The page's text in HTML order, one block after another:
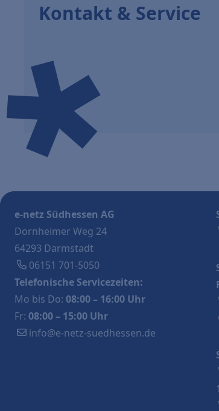
Kontakt & Service
e-netz Südhessen AG
Dornheimer Weg 24
64293 Darmstadt
06151 701-5050
Telefonische Servicezeiten:
Mo bis Do: 08:00 – 16:00 Uhr
Fr: 08:00 – 15:00 Uhr
info@e-netz-suedhessen.de